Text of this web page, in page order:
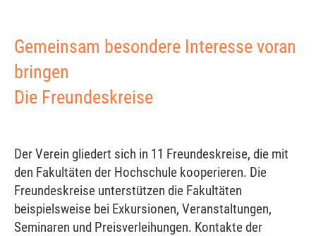
Gemeinsam besondere Interesse voran
bringen
Die Freundeskreise
Der Verein gliedert sich in 11 Freundeskreise, die mit
den Fakultäten der Hochschule kooperieren. Die
Freundeskreise unterstützen die Fakultäten
beispielsweise bei Exkursionen, Veranstaltungen,
Seminaren und Preisverleihungen. Kontakte der